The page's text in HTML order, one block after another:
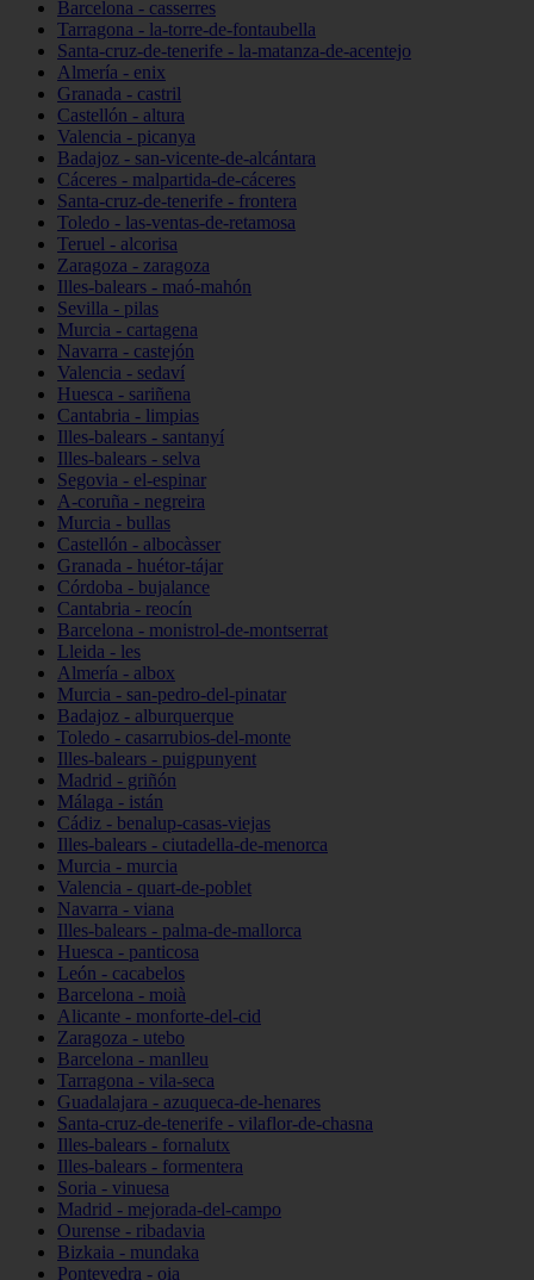
Barcelona - casserres
Tarragona - la-torre-de-fontaubella
Santa-cruz-de-tenerife - la-matanza-de-acentejo
Almería - enix
Granada - castril
Castellón - altura
Valencia - picanya
Badajoz - san-vicente-de-alcántara
Cáceres - malpartida-de-cáceres
Santa-cruz-de-tenerife - frontera
Toledo - las-ventas-de-retamosa
Teruel - alcorisa
Zaragoza - zaragoza
Illes-balears - maó-mahón
Sevilla - pilas
Murcia - cartagena
Navarra - castejón
Valencia - sedaví
Huesca - sariñena
Cantabria - limpias
Illes-balears - santanyí
Illes-balears - selva
Segovia - el-espinar
A-coruña - negreira
Murcia - bullas
Castellón - albocàsser
Granada - huétor-tájar
Córdoba - bujalance
Cantabria - reocín
Barcelona - monistrol-de-montserrat
Lleida - les
Almería - albox
Murcia - san-pedro-del-pinatar
Badajoz - alburquerque
Toledo - casarrubios-del-monte
Illes-balears - puigpunyent
Madrid - griñón
Málaga - istán
Cádiz - benalup-casas-viejas
Illes-balears - ciutadella-de-menorca
Murcia - murcia
Valencia - quart-de-poblet
Navarra - viana
Illes-balears - palma-de-mallorca
Huesca - panticosa
León - cacabelos
Barcelona - moià
Alicante - monforte-del-cid
Zaragoza - utebo
Barcelona - manlleu
Tarragona - vila-seca
Guadalajara - azuqueca-de-henares
Santa-cruz-de-tenerife - vilaflor-de-chasna
Illes-balears - fornalutx
Illes-balears - formentera
Soria - vinuesa
Madrid - mejorada-del-campo
Ourense - ribadavia
Bizkaia - mundaka
Pontevedra - oia